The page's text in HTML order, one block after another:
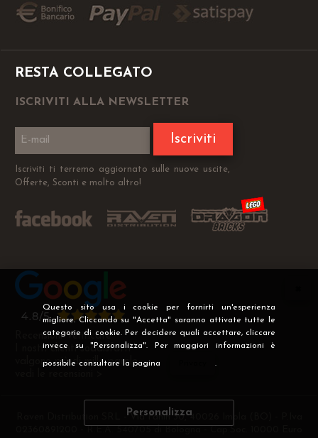
Questo sito usa i cookie per fornirti un'esperienza
migliore. Cliccando su "Accetta" saranno attivate tutte le
categorie di cookie. Per decidere quali accettare, cliccare
invece su "Personalizza". Per maggiori informazioni è
possibile consultare la pagina .
Personalizza
RESTA COLLEGATO
ISCRIVITI ALLA NEWSLETTER
Iscriviti
Iscriviti ti terremo aggiornato sulle nuove uscite,
Offerte, Sconti e molto altro!
Recensioni Verificate
I nostri clienti soddisfatti
valgono più di mille parole
Raven Distribution SRL - Via Fanin 30, 40026 Imola (BO) - P.Iva